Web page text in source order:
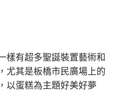
樣有超多聖誕裝置藝術和
尤其是板橋市民廣場上的
以蛋糕為主題好美好夢